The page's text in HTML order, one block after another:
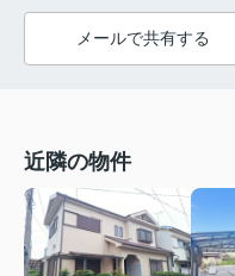
メールで共有する
近隣の物件